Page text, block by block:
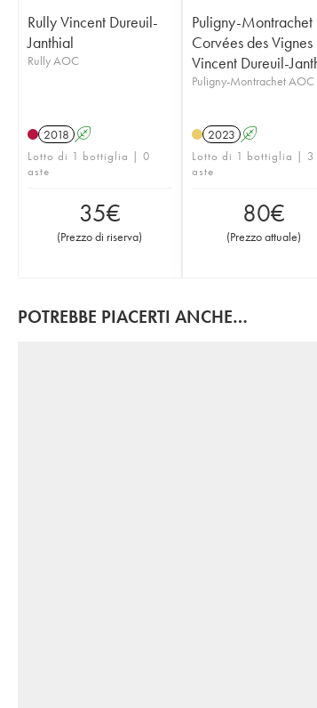
Rully Vincent Dureuil-
Janthial
Rully AOC
2018 A
Lotto di 1 bottiglia | 0
aste
35€
(Prezzo di riserva)
Puligny-Montrachet
Corvées des Vignes
Vincent Dureuil-
Puligny-Montrachet AOC
2023 A
Lotto di 1 bottiglia | 3
aste
80€
(Prezzo attuale)
POTREBBE PIACERTI ANCHE…